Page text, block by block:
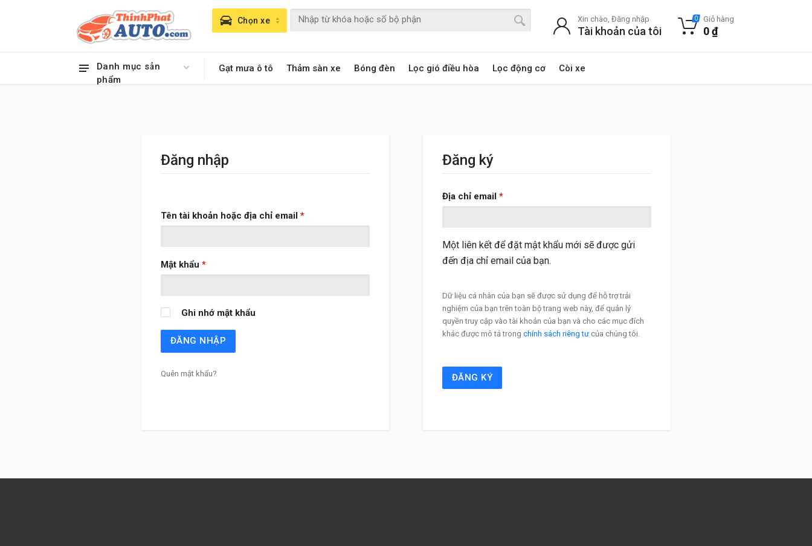
Danh mục sản
phẩm
Gạt mưa ô tô Thảm sàn xe Bóng đèn Lọc gió điều hòa Lọc động cơ Còi xe
Chọn xe Xin chào, Đăng nhập
Tài khoản của tôi
0 Giỏ hàng
0₫
Đăng nhập
Tên tài khoản hoặc địa chỉ email *Bắt buộc
Mật khẩu *Bắt buộc
Ghi nhớ mật khẩu
ĐĂNG NHẬP
Quên mật khẩu?
Đăng ký
Địa chỉ email *Bắt buộc
Một liên kết để đặt mật khẩu mới sẽ được gửi
đến địa chỉ email của bạn.
Dữ liệu cá nhân của bạn sẽ được sử dụng để hỗ trợ trải
nghiệm của bạn trên toàn bộ trang web này, để quản lý
quyền truy cập vào tài khoản của bạn và cho các mục đích
khác được mô tả trong chính sách riêng tư của chúng tôi.
ĐĂNG KÝ